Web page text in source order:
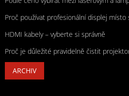
Proč používat profesionální displej místo
HDMI kabely – vyberte si správně
Proč je důležité pravidelně čistit
ARCHIV